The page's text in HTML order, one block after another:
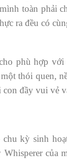
toàn phải
ra đều có
phù hợp với
thói quen,
đầy vui vẻ
kỳ sinh